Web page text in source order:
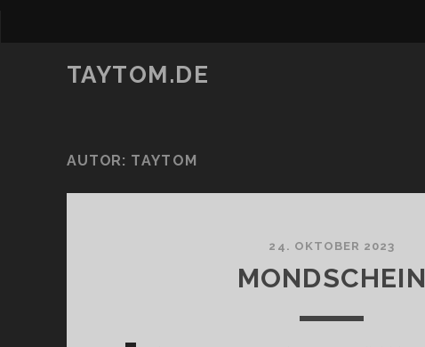
TAYTOM.DE
AUTOR: TAYTOM
24. OKTOBER 2023
MONDSCHEIN